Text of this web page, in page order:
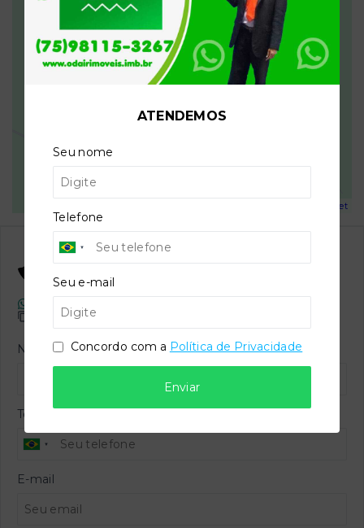
Leaflet
Odair da Silva
odairimoveis@hotmail.com
Nome
Telefone
E-mail
ATENDEMOS
Seu nome
Telefone
Seu e-mail
Concordo com a Política de Privacidade
Enviar